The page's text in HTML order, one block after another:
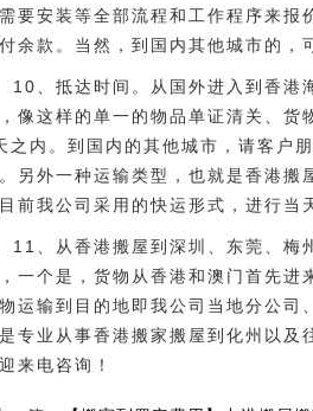
要安装等全部流程和工作程序来报
余款。当然，到国内其他城市的，
10、抵达时间。从国外进入到香港
像这样的单一的物品单证清关、货
之内。到国内的其他城市，请客户
另外一种运输类型，也就是香港搬
前我公司采用的快运形式，进行当
11、从香港搬屋到深圳、东莞、梅
一个是，货物从香港和澳门首先进
运输到目的地即我公司当地分公司
专业从事香港搬家搬屋到化州以及
来电咨询！